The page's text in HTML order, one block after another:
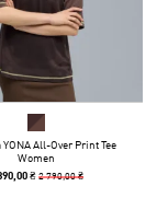
YONA All-Over Print Tee
Women
₴2 790,00 ₴